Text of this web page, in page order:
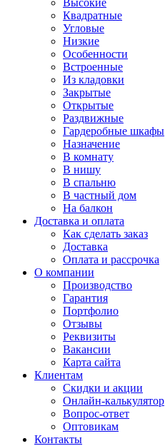
Высокие
Квадратные
Угловые
Низкие
Особенности
Встроенные
Из кладовки
Закрытые
Открытые
Раздвижные
Гардеробные шкафы
Назначение
В комнату
В нишу
В спальню
В частный дом
На балкон
Доставка и оплата
Как сделать заказ
Доставка
Оплата и рассрочка
О компании
Производство
Гарантия
Портфолио
Отзывы
Реквизиты
Вакансии
Карта сайта
Клиентам
Скидки и акции
Онлайн-калькулятор
Вопрос-ответ
Оптовикам
Контакты